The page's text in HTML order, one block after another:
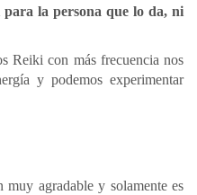
la persona que lo da, ni
Reiki con más frecuencia nos
y podemos experimentar
muy agradable y solamente es